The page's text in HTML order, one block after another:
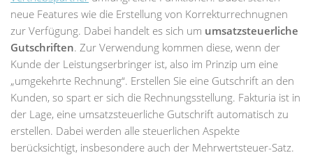
neue Features wie die Erstellung von Korrekturrechnugnen
zur Verfügung. Dabei handelt es sich um umsatzsteuerliche
Gutschriften. Zur Verwendung kommen diese, wenn der
Kunde der Leistungserbringer ist, also im Prinzip um eine
„umgekehrte Rechnung“. Erstellen Sie eine Gutschrift an den
Kunden, so spart er sich die Rechnungsstellung. Fakturia ist in
der Lage, eine umsatzsteuerliche Gutschrift automatisch zu
erstellen. Dabei werden alle steuerlichen Aspekte
berücksichtigt, insbesondere auch der Mehrwertsteuer-Satz.